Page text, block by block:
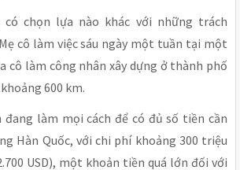
có chọn lựa nào khác với những trách
cô làm việc sáu ngày một tuần tại một
cô làm công nhân xây dựng ở thành phố
600 km.
đang làm mọi cách để có đủ số tiền cần
Hàn Quốc, với chi phí khoảng 300 triệu
USD), một khoản tiền quá lớn đối với